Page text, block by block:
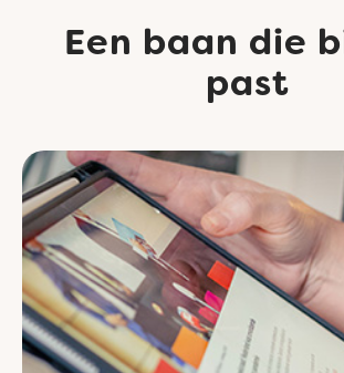
Een baan die
past